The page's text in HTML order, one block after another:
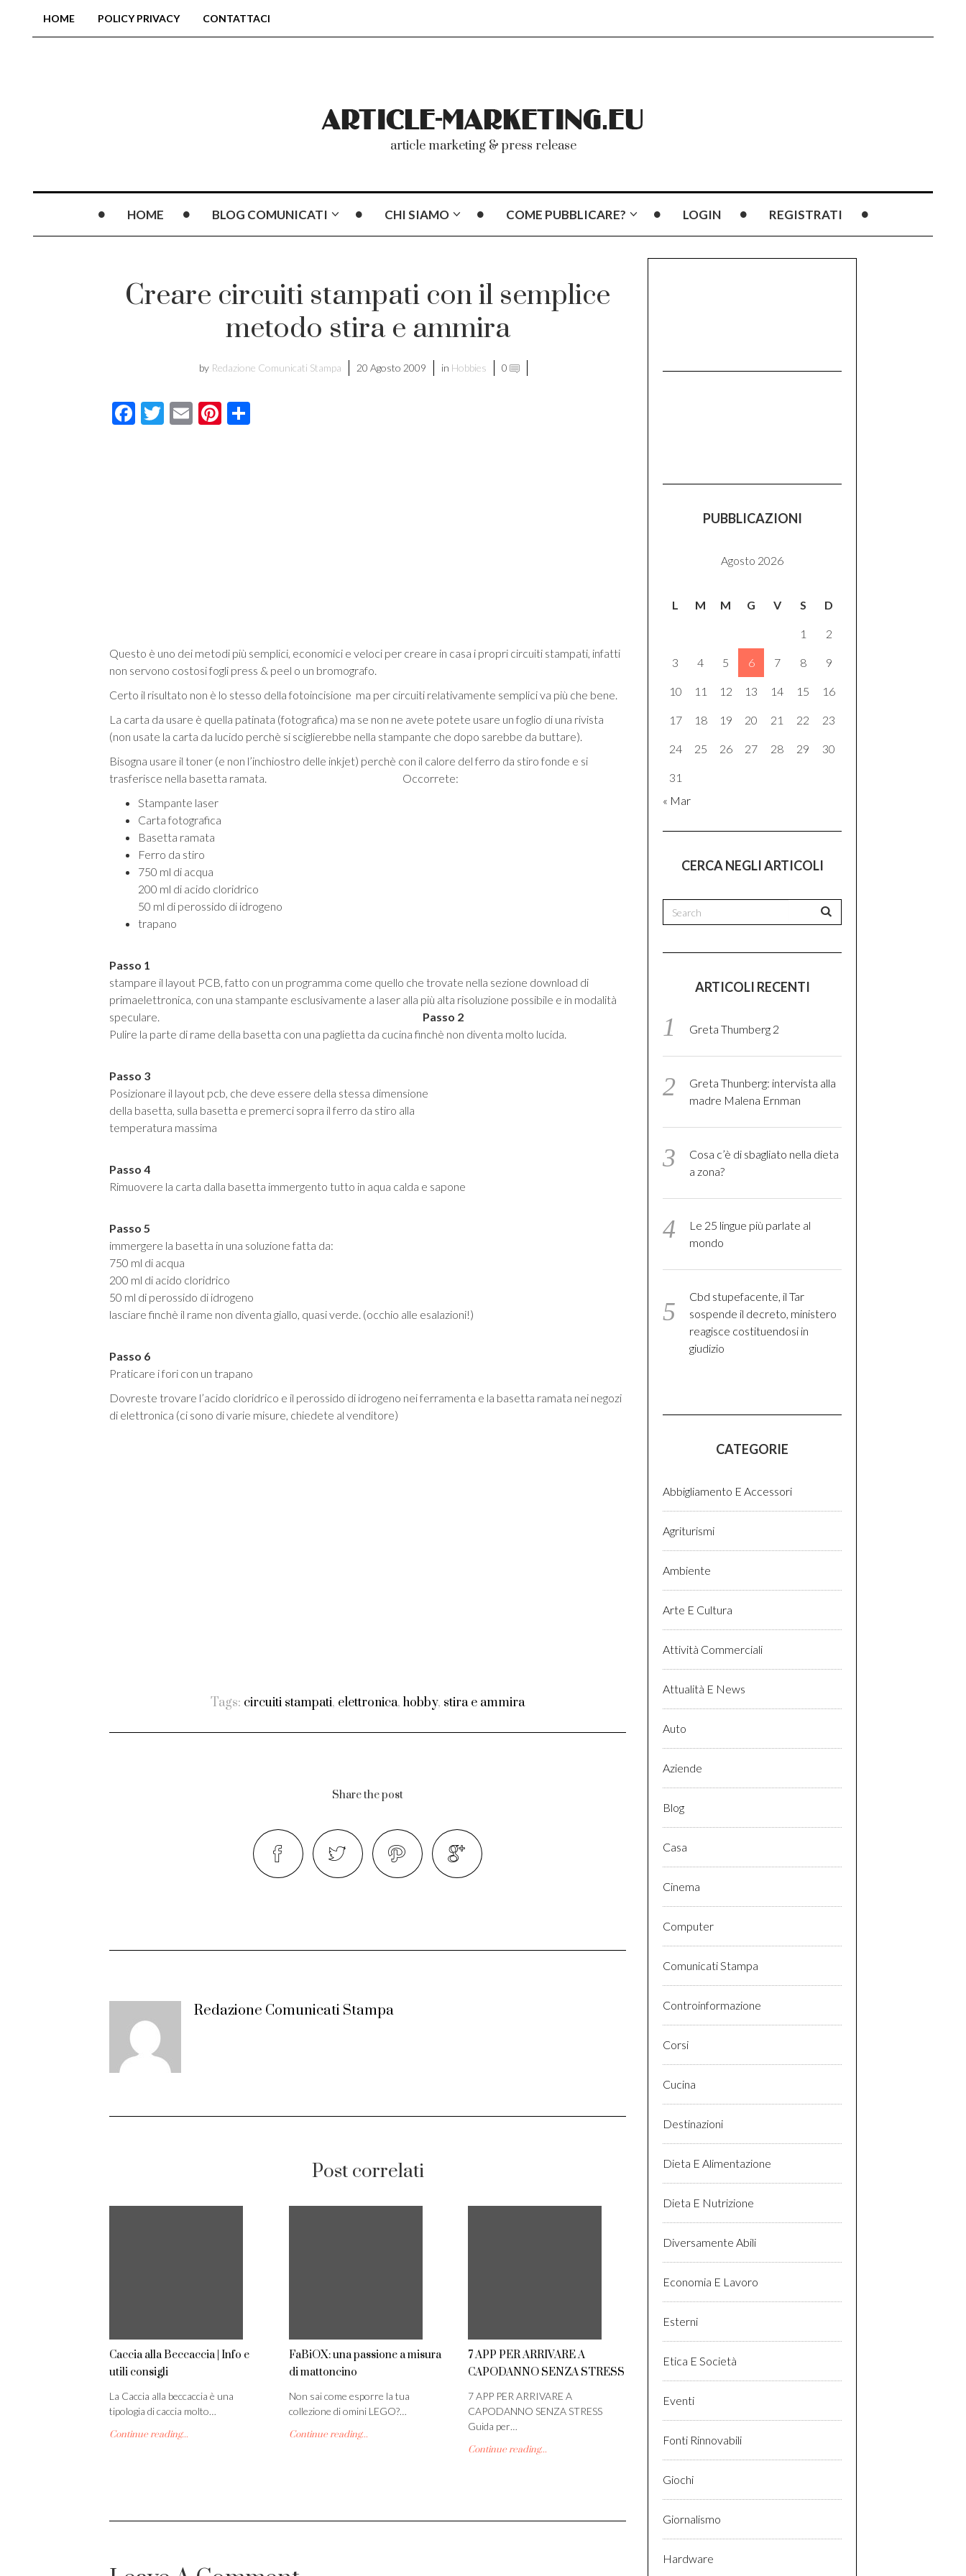
HOME POLICY PRIVACY CONTATTACI
article marketing & press release
HOME BLOG COMUNICATI CHI SIAMO COME PUBBLICARE? LOGIN REGISTRATI
Creare circuiti stampati con il semplice
metodo stira e ammira
by Redazione Comunicati Stampa 20 Agosto 2009 in Hobbies 0
Facebook
Twitter
EmailPinterest
Questo è uno dei metodi più semplici, economici e veloci per creare in casa i propri circuiti stampati, infatti
non servono costosi fogli press & peel o un bromografo.
Certo il risultato non è lo stesso della fotoincisione ma per circuiti relativamente semplici va più che bene.
La carta da usare è quella patinata (fotografica) ma se non ne avete potete usare un foglio di una rivista
(non usate la carta da lucido perchè si sciglierebbe nella stampante che dopo sarebbe da buttare).
Bisogna usare il toner (e non l’inchiostro delle inkjet) perchè con il calore del ferro da stiro fonde e si
trasferisce nella basetta ramata. Occorrete:
Stampante laser
Carta fotografica
Basetta ramata
Ferro da stiro
750 ml di acqua
200 ml di acido cloridrico
50 ml di perossido di idrogeno
trapano
Passo 1
stampare il layout PCB, fatto con un programma come quello che trovate nella sezione download di
primaelettronica, con una stampante esclusivamente a laser alla più alta risoluzione possibile e in modalità
speculare. Passo 2
Pulire la parte di rame della basetta con una paglietta da cucina finchè non diventa molto lucida.
Passo 3
Posizionare il layout pcb, che deve essere della stessa dimensione
della basetta, sulla basetta e premerci sopra il ferro da stiro alla
temperatura massima
Passo 4
Rimuovere la carta dalla basetta immergento tutto in aqua calda e sapone
Passo 5
immergere la basetta in una soluzione fatta da:
750 ml di acqua
200 ml di acido cloridrico
50 ml di perossido di idrogeno
lasciare finchè il rame non diventa giallo, quasi verde. (occhio alle esalazioni!)
Passo 6
Praticare i fori con un trapano
Dovreste trovare l’acido cloridrico e il perossido di idrogeno nei ferramenta e la basetta ramata nei negozi
di elettronica (ci sono di varie misure, chiedete al venditore)
Tags: circuiti stampati, elettronica, hobby, stira e ammira
Share the post
Redazione Comunicati Stampa
Post correlati
Caccia alla Beccaccia | Info e
utili consigli
La Caccia alla beccaccia è una
tipologia di caccia molto…
Continue reading...
FaBiOX: una passione a misura
di mattoncino
Non sai come esporre la tua
collezione di omini LEGO?…
Continue reading...
7 APP PER ARRIVARE A
CAPODANNO SENZA STRESS
7 APP PER ARRIVARE A
CAPODANNO SENZA STRESS
Guida per…
Continue reading...
PUBBLICAZIONI
Agosto 2026
L M M G V S D
1 2
3 4 5 6 7 8 9
10 11 12 13 14 15 16
17 18 19 20 21 22 23
24 25 26 27 28 29 30
31
« Mar
CERCA NEGLI ARTICOLI
ARTICOLI RECENTI
Greta Thumberg 2
Greta Thunberg: intervista alla
madre Malena Ernman
Cosa c’è di sbagliato nella dieta
a zona?
Le 25 lingue più parlate al
mondo
Cbd stupefacente, il Tar
sospende il decreto, ministero
reagisce costituendosi in
giudizio
CATEGORIE
Abbigliamento E Accessori
Agriturismi
Ambiente
Arte E Cultura
Attività Commerciali
Attualità E News
Auto
Aziende
Blog
Casa
Cinema
Computer
Comunicati Stampa
Controinformazione
Corsi
Cucina
Destinazioni
Dieta E Alimentazione
Dieta E Nutrizione
Diversamente Abili
Economia E Lavoro
Esterni
Etica E Società
Eventi
Fonti Rinnovabili
Giochi
Giornalismo
Hardware